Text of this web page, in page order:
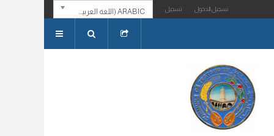
ARABIC (اللغة العربية) تسجيل الدخول تسجيل